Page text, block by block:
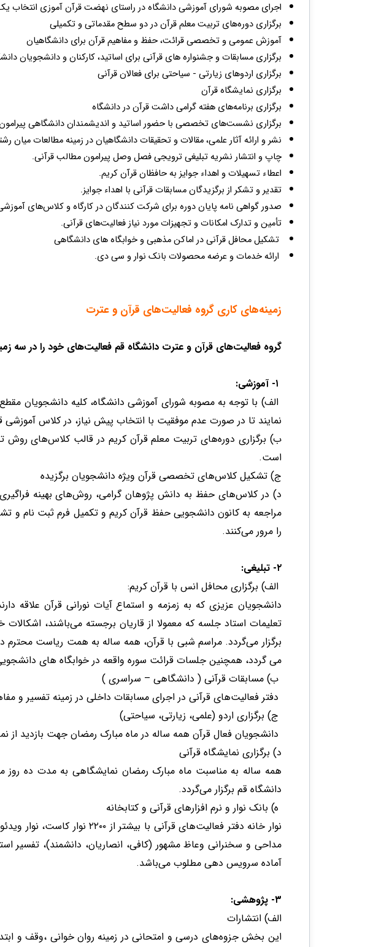
اجرای مصوبه شورای آموزشی دانشگاه در راستای نهضت قرآن آموزی انتخاب
برگزاری دوره‌های تربیت معلم قرآن در دو سطح مقدماتی و تکمیلی
آموزش عمومی و تخصصی قرائت، حفظ و مفاهیم قرآن برای دانشگاهیان
برگزاری مسابقات و جشنواره های قرآنی برای اساتید، کارکنان و دانشجویان
برگزاری اردوهای زیارتی - سیاحتی برای فعالان قرآنی
برگزاری نمایشگاه قرآن
برگزاری برنامه‌های هفته گرامی داشت قرآن در دانشگاه
برگزاری نشست‌های تخصصی با حضور اساتید و اندیشمندان دانشگاهی
نشر و ارائه آثار علمی، مقالات و تحقیقات دانشگاهیان در زمینه مطالعات میان
چاپ و انتشار نشریه تبلیغی ترویجی فصل وصل پیرامون مطالب قرآنی.
اعطاء تسهیلات و اهداء جوایز به حافظان قرآن کریم.
تقدیر و تشکر از برگزیدگان مسابقات قرآنی با اهداء جوایز.
صدور گواهی نامه پایان دوره برای شرکت کنندگان در کارگاه و کلاس‌های
تأمین و تدارک امکانات و تجهیزات مورد نیاز فعالیت‌های قرآنی.
تشکیل محافل قرآنی در اماکن مذهبی و خوابگاه های دانشگاهی
ارائه خدمات و عرضه محصولات بانک نوار و سی دی. ​
زمینه‌های کاری گروه فعالیت‌های قرآن و عترت
گروه فعالیت‌های قرآن و عترت دانشگاه قم فعالیت‌های خود را در سه
۱- آموزشی:
الف) با توجه به مصوبه شورای آموزشی دانشگاه، کلیه دانشجویان
نمایند تا در صورت عدم موفقیت با انتخاب پیش نیاز، در کلاس آموزشی
ب) برگزاری دوره‌های تربیت معلم قرآن کریم در قالب کلاس‌های روش
است.
ج) تشکیل کلاس‌های تخصصی قرآن ویژه دانشجویان برگزیده
د) در کلاس‌های حفظ به دانش پژوهان گرامی، روش‌های بهینه
مراجعه به کانون دانشجویی حفظ قرآن کریم و تکمیل فرم ثبت نام و
را مرور می‌کنند.
۲- تبلیغی:
الف) برگزاری محافل انس با قرآن کریم:
دانشجویان عزیزی که به زمزمه و استماع آیات نورانی قرآن علاقه
تعلیمات استاد جلسه که معمولا از قاریان برجسته می‌باشند،
برگزار می‌گردد. مراسم شبی با قرآن، همه ساله به همت ریاست محترم
می گردد، همچنین جلسات قرائت سوره واقعه در خوابگاه های
ب) مسابقات قرآنی ( دانشگاهی – سراسری )
دفتر فعالیت‌های قرآنی در اجرای مسابقات داخلی در زمینه تفسیر و
ج) برگزاری اردو (علمی، زیارتی، سیاحتی)‌
دانشجویان فعال قرآن همه ساله در ماه مبارک رمضان جهت بازدید از
د) برگزاری نمایشگاه قرآنی
همه ساله به مناسبت ماه مبارک رمضان نمایشگاهی به مدت ده روز
دانشگاه قم برگزار می‌گردد.
ه)‌ بانک نوار و نرم افزارهای قرآنی و کتابخانه
مداحی و سخنرانی وعاظ مشهور (کافی، انصاریان، دانشمند)، تفسیر
آماده سرویس دهی مطلوب می‌باشد.
۳- پژوهشی:
الف) انتشارات
این بخش جزوه‌های درسی و امتحانی در زمینه روان خوانی ،‌وقف و